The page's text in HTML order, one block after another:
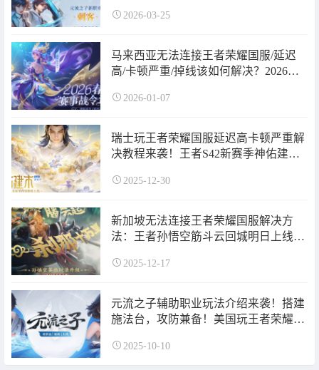
2026-03-25
马来西亚无法连接王者荣耀国服/延迟
高/卡顿严重/掉线该如何解决？2026春
2026-01-07
瑞士玩王者荣耀国服延迟高卡顿严重解
决教程来袭！王者S42新赛季神佑建木
2025-12-30
新加坡无法连接王者荣耀国服解决方
法：王者孙悟空筋斗云回城明日上线英
2025-12-17
元流之子辅助职业玩法介绍来袭！搭建
施法台，攻防兼备！美国玩王者荣耀国
2025-10-10